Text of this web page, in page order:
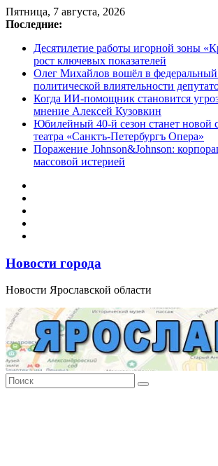
Перейти
к
Пятница, 7 августа, 2026
Последние:
Десятилетие работы игорной зоны
рост ключевых показателей
Олег Михайлов вошёл в
политической влиятельности
Когда ИИ-помощник становится
мнение Алексей Кузовкин
Юбилейный 40-й сезон станет новой
театра «Санктъ-Петербургъ Опера»
Поражение Johnson&Johnson:
массовой истерией
Новости города
Новости Ярославской области